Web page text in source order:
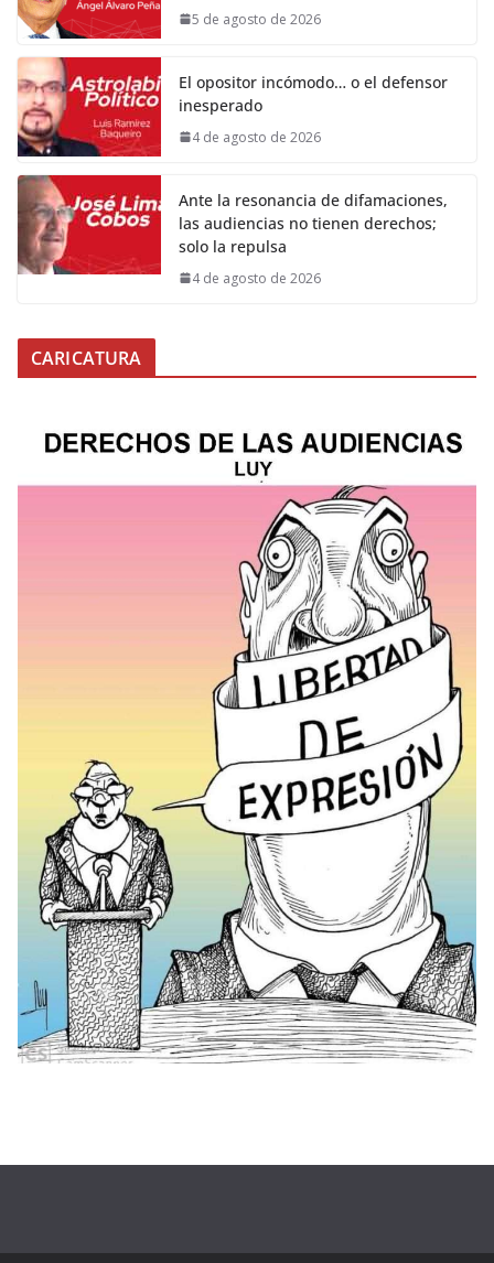
5 de agosto de 2026
El opositor incómodo… o el defensor
inesperado
4 de agosto de 2026
Ante la resonancia de difamaciones,
las audiencias no tienen derechos;
solo la repulsa
4 de agosto de 2026
CARICATURA